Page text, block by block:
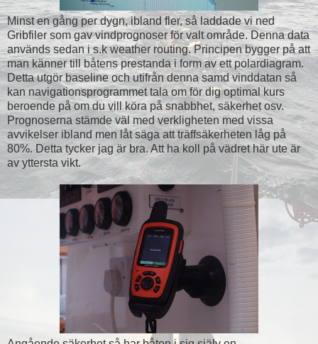
Minst en gång per dygn, ibland fler, så laddade vi ned
Gribfiler som gav vindprognoser för valt område. Denna data
används sedan i s.k weather routing. Principen bygger på att
man känner till båtens prestanda i form av ett polardiagram.
Detta utgör baseline och utifrån denna samd vinddatan så
kan navigationsprogrammet tala om för dig optimal kurs
beroende på om du vill köra på snabbhet, säkerhet osv.
Prognoserna stämde väl med verkligheten med vissa
avvikelser ibland men låt säga att träffsäkerheten låg på
80%. Detta tycker jag är bra. Att ha koll på vädret här ute är
av yttersta vikt.